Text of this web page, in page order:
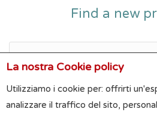
Find a new
La nostra Cookie policy
Utilizziamo i cookie per: offrirti
analizzare il traffico del sito,